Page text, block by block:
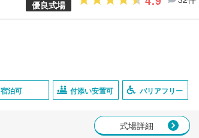
優良式場
宿泊可 付添い安置可 バリアフリー
式場詳細